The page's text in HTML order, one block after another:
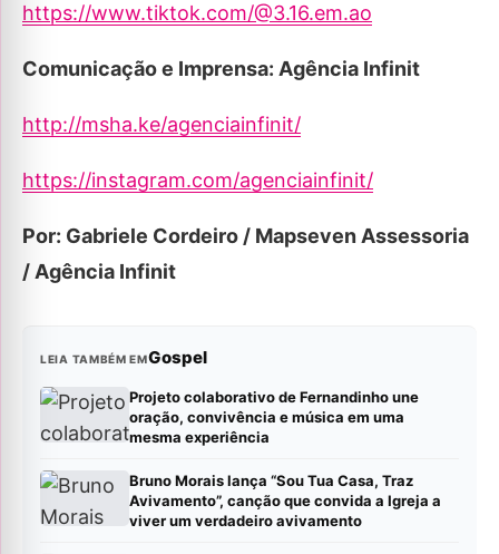
https://www.tiktok.com/@3.16.em.ao
Comunicação e Imprensa: Agência Infinit
http://msha.ke/agenciainfinit/
https://instagram.com/agenciainfinit/
Por: Gabriele Cordeiro / Mapseven Assessoria
/ Agência Infinit
LEIA TAMBÉM EMGospel
Projeto colaborativo de Fernandinho une
oração, convivência e música em uma
mesma experiência
Bruno Morais lança “Sou Tua Casa, Traz
Avivamento”, canção que convida a Igreja a
viver um verdadeiro avivamento